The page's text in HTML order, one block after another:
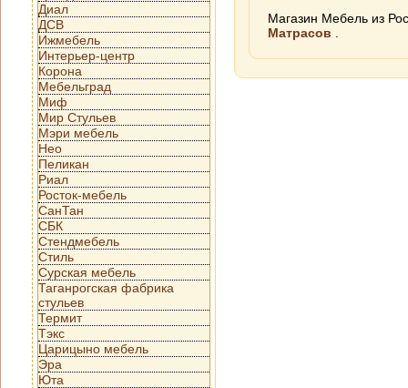
Диал
ДСВ
Ижмебель
Интерьер-центр
Корона
Мебельград
Миф
Мир Стульев
Мэри мебель
Нео
Пеликан
Риал
Росток-мебель
СанТан
СБК
Стендмебель
Стиль
Сурская мебель
Таганрогская фабрика
стульев
Термит
Тэкс
Царицыно мебель
Эра
Юта
Магазин Мебель из
Матрасов